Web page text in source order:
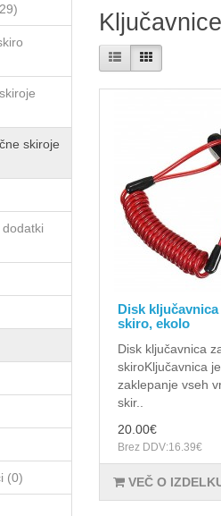
skiroje
(0)
Ključavnice
Disk
skiro, ekolo
Disk ključavnica
skiroKljučavnica
zaklepanje vseh
skir..
20.00€
Brez DDV:16.39€
VEČ O